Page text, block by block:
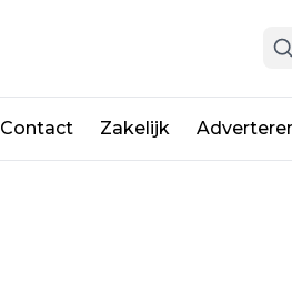
Contact Zakelijk